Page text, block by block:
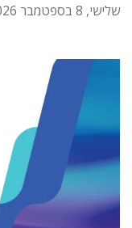
שלישי, 8 בספטמבר 2026